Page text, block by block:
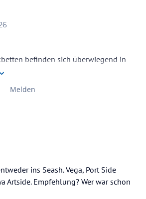
befinden sich überwiegend in
Etagen. Es gibt die Zimmer
Melden
ins Seash. Vega, Port Side
Artside. Empfehlung? Wer war schon